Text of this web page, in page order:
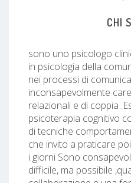
CHI
sono uno psicologo
in psicologia della
nei processi di
inconsapevolmente
relazionali e di coppia
psicoterapia cognitivo
di tecniche
che invito a praticare
i giorni Sono
difficile, ma possibile